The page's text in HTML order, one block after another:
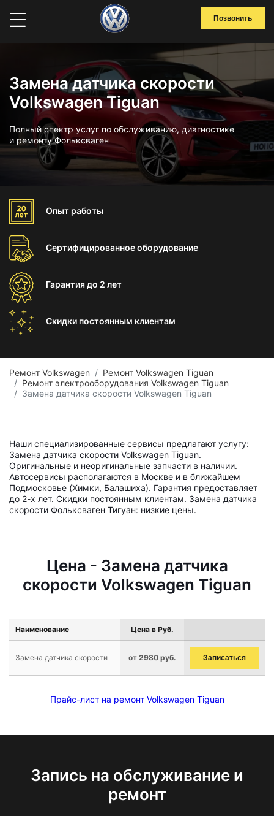
Позвонить
Замена датчика скорости
Volkswagen Tiguan
Полный спектр услуг по обслуживанию, диагностике
и ремонту Фольксваген
Опыт работы
Сертифицированноеоборудование
Гарантиядо 2 лет
Скидки постоянным клиентам
Ремонт Volkswagen
Ремонт Volkswagen Tiguan
Ремонт электрооборудования Volkswagen Tiguan
Замена датчика скорости Volkswagen Tiguan
Наши специализированные сервисы предлагают услугу:
Замена датчика скорости Volkswagen Tiguan.
Оригинальные и неоригинальные запчасти в наличии.
Автосервисы располагаются в Москве и в ближайшем
Подмосковье (Химки, Балашиха). Гарантия предоставляет
до 2-х лет. Скидки постоянным клиентам. Замена датчика
скорости Фольксваген Тигуан: низкие цены.
Цена - Замена датчика
скорости Volkswagen Tiguan
Наименование Цена в Руб.
Замена датчика скорости от 2980 руб. Записаться
Прайс-лист на ремонт Volkswagen Tiguan
Запись на обслуживание и
ремонт